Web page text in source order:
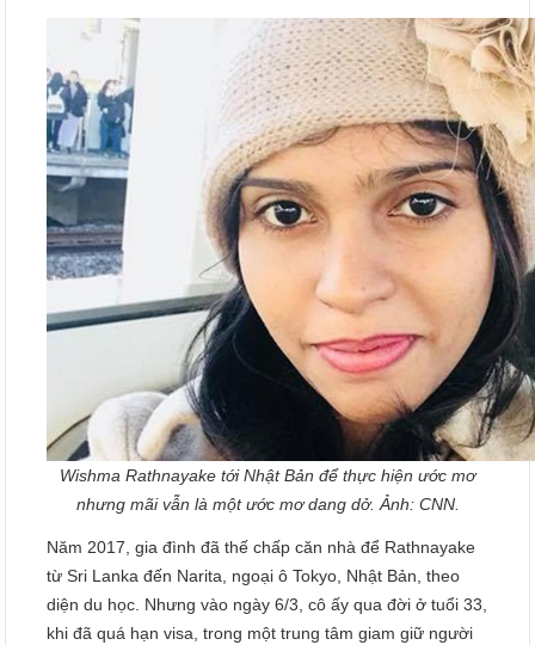
Wishma Rathnayake tới Nhật Bản để thực hiện ước mơ
nhưng mãi vẫn là một ước mơ dang dở. Ảnh: CNN.
Năm 2017, gia đình đã thế chấp căn nhà để Rathnayake
từ Sri Lanka đến Narita, ngoại ô Tokyo, Nhật Bản, theo
diện du học. Nhưng vào ngày 6/3, cô ấy qua đời ở tuổi 33,
khi đã quá hạn visa, trong một trung tâm giam giữ người